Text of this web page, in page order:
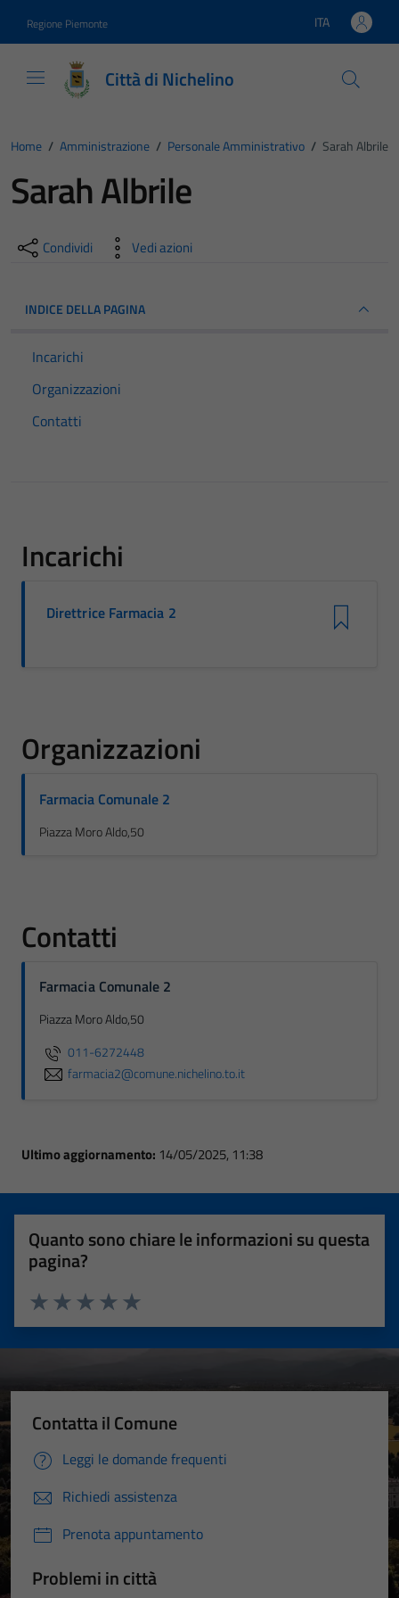
Regione Piemonte Lingua attiva:
ITA
Città di Nichelino
Home / Amministrazione / Personale Amministrativo / Sarah Albrile
Sarah Albrile
Condividi Vedi azioni
INDICE DELLA PAGINA
Incarichi
Organizzazioni
Contatti
Incarichi
Direttrice Farmacia 2
Organizzazioni
Farmacia Comunale 2
Piazza Moro Aldo,50
Contatti
Farmacia Comunale 2
Piazza Moro Aldo,50
011-6272448
farmacia2@comune.nichelino.to.it
Ultimo aggiornamento: 14/05/2025, 11:38
Quanto sono chiare le informazioni su questa
pagina?
Valuta 5 stelle su 5
Valuta 4 stelle su 5
Valuta 3 stelle su 5
Valuta 2 stelle su 5
Valuta 1 stelle su 5
Contatta il Comune
Leggi le domande frequenti
Richiedi assistenza
Prenota appuntamento
Problemi in città